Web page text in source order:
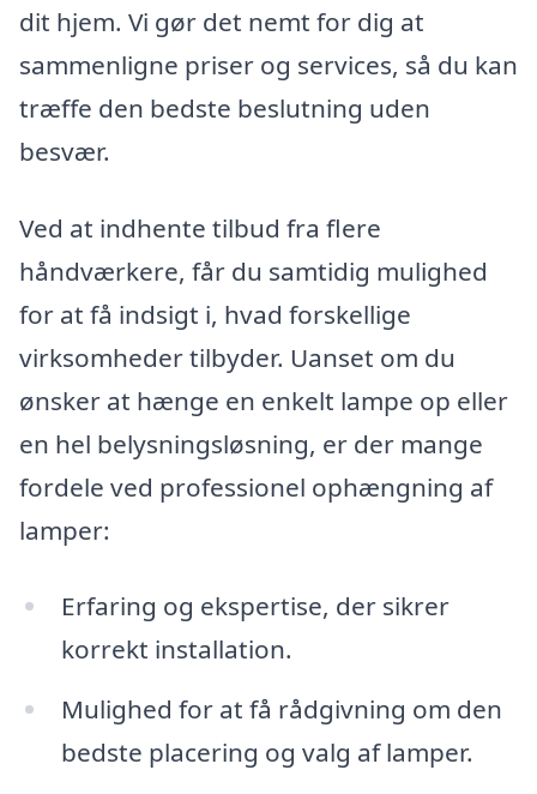
dit hjem. Vi gør det nemt for dig at
sammenligne priser og services, så du kan
træffe den bedste beslutning uden
besvær.
Ved at indhente tilbud fra flere
håndværkere, får du samtidig mulighed
for at få indsigt i, hvad forskellige
virksomheder tilbyder. Uanset om du
ønsker at hænge en enkelt lampe op eller
en hel belysningsløsning, er der mange
fordele ved professionel ophængning af
lamper:
Erfaring og ekspertise, der sikrer
korrekt installation.
Mulighed for at få rådgivning om den
bedste placering og valg af lamper.